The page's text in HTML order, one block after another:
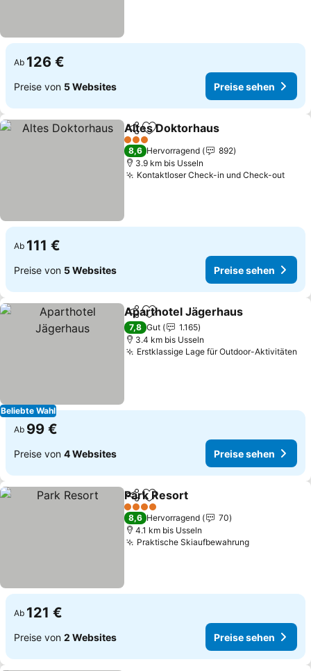
Ab 126 €
Preise von 5 Websites Preise sehen
TeilenZu Favoriten hinzufügen
Altes Doktorhaus
3 Sterne
8,6 Hervorragend
892
3.9 km bis Usseln
Kontaktloser Check-in und Check-out
Ab 111 €
Preise von 5 Websites Preise sehen
Beliebte Wahl
TeilenZu Favoriten hinzufügen
Aparthotel Jägerhaus
7,8 Gut
1.165
3.4 km bis Usseln
Erstklassige Lage für Outdoor-Aktivitäten
Ab 99 €
Preise von 4 Websites Preise sehen
TeilenZu Favoriten hinzufügen
Park Resort
4 Sterne
8,6 Hervorragend
70
4.1 km bis Usseln
Praktische SkiaufbewahrungPreise
Ab 121 €
Preise von 2 Websites Preise sehen